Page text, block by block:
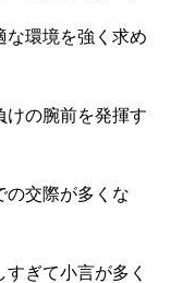
な環境を強く求め
けの腕前を発揮す
の交際が多くな
ぎて小言が多く